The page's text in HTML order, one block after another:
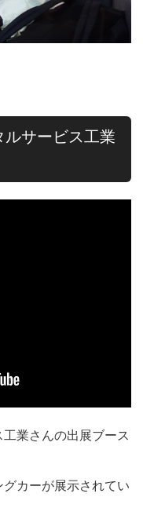
ルサービス工業
業さんの出展ブース
カーが展示されてい